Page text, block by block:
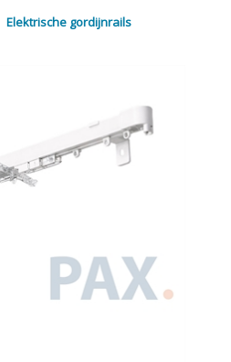
Elektrische gordijnrails